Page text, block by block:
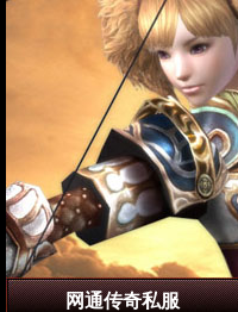
网通传奇私服